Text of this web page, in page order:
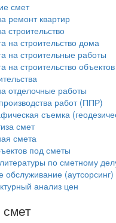
смет
ремонт квартир
строительство
на строительство дома
на строительные работы
на строительство
отделочные работы
работ (ППР)
съемка
смет
смета
под сметы
по сметному
обслуживание (аутсорсинг)
анализ цен